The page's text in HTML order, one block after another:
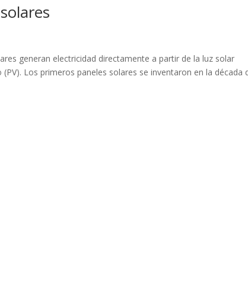
generan electricidad directamente a partir de la luz solar
Los primeros paneles solares se inventaron en la década